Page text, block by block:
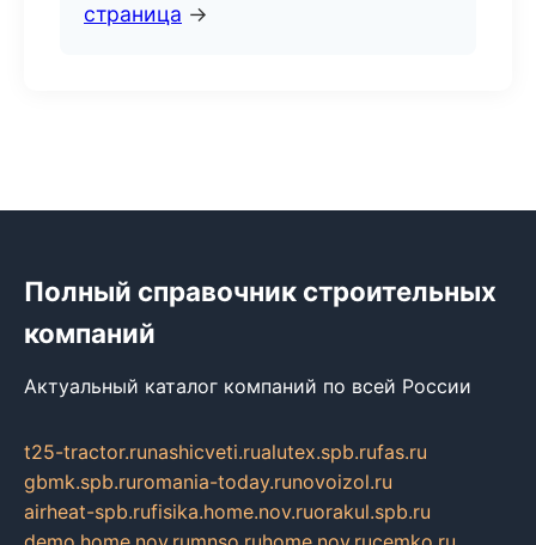
страница →
Полный справочник строительных
компаний
Актуальный каталог компаний по всей России
t25-tractor.runashicveti.rualutex.spb.rufas.ru
gbmk.spb.ruromania-today.runovoizol.ru
airheat-spb.rufisika.home.nov.ruorakul.spb.ru